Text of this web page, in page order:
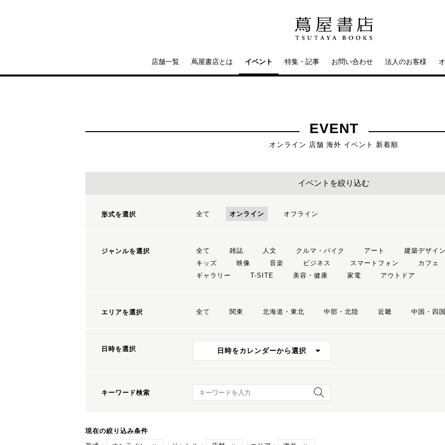
店舗一覧 蔦屋書店とは イベント 特集・記事 お問い合わせ 法人のお客様
EVENT
オンライン 店舗 海外 イベント 新着順
イベントを絞り込む
形式を選択 全て オンライン オフライン
ジャンルを選択 全て 雑誌 人文 クルマ・バイク アート 建築デザイン
キッズ
映像 音楽 ビジネス スマートフォン カフェ
ギャラリー
T-SITE 美容・健康 家電 アウトドア
エリアを選択 全て 関東 北海道・東北 中部・北陸 近畿 中国・四国
日時を選択 日時をカレンダーから選択
キーワード検索 キーワード検索
現在の絞り込み条件